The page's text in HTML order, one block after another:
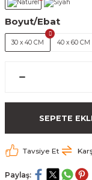
Boyut/Ebat
30 x 40 CM 40 x 60 CM
SEPETE
Tavsiye Et
Paylaş: